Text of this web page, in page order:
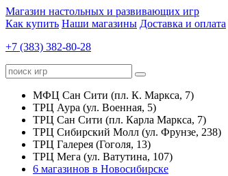
Магазин настольных и развивающих игр
Как купить Наши магазины Доставка и оплата
+7 (383) 382-80-28
МФЦ Сан Сити (пл. К. Маркса, 7)
ТРЦ Аура (ул. Военная, 5)
ТРЦ Сан Сити (пл. Карла Маркса, 7)
ТРЦ Сибирский Молл (ул. Фрунзе, 238)
ТРЦ Галерея (Гоголя, 13)
ТРЦ Мега (ул. Ватутина, 107)
6 магазинов в Новосибирске